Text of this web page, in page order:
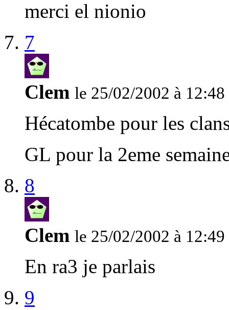
merci el nionio
7
Clem le 25/02/2002 à 12:48
Hécatombe pour les
GL pour la 2eme
8
Clem le 25/02/2002 à 12:49
En ra3 je parlais
9